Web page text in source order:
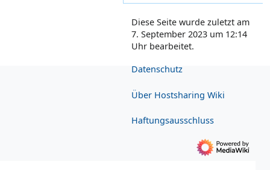
Diese Seite wurde zuletzt am
7. September 2023 um 12:14
Uhr bearbeitet.
Datenschutz
Über Hostsharing Wiki
Haftungsausschluss